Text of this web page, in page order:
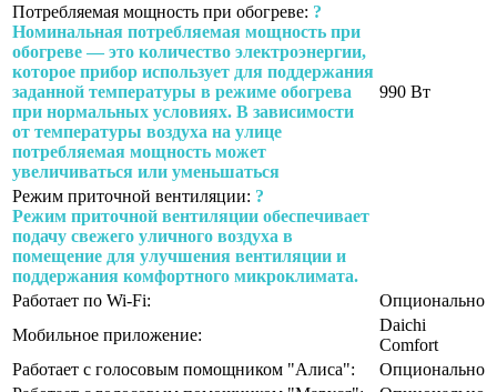
Потребляемая мощность при обогреве: ?
Номинальная потребляемая мощность при
обогреве — это количество электроэнергии,
которое прибор использует для поддержания
заданной температуры в режиме обогрева
при нормальных условиях. В зависимости
от температуры воздуха на улице
потребляемая мощность может
увеличиваться или уменьшаться
990 Вт
Режим приточной вентиляции: ?
Режим приточной вентиляции обеспечивает
подачу свежего уличного воздуха в
помещение для улучшения вентиляции и
поддержания комфортного микроклимата.
Работает по Wi-Fi:
Опционально
Мобильное приложение:
Daichi
Comfort
Работает с голосовым помощником "Алиса":
Опционально